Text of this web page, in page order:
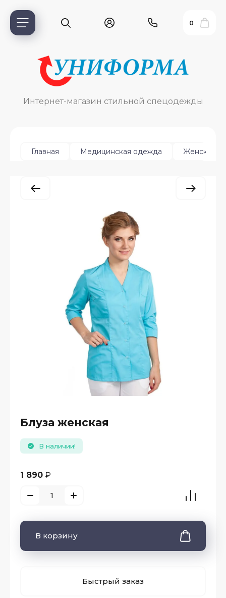
0
Интернет-магазин стильной спецодежды
Главная Медицинская одежда Женская
Блуза женская
В наличии!
1 890 ₽
В корзину
Быстрый заказ